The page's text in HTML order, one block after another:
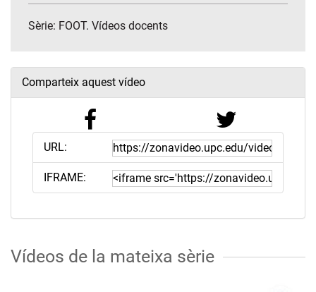
Sèrie: FOOT. Vídeos docents
Comparteix aquest vídeo
URL:
IFRAME:
Vídeos de la mateixa sèrie